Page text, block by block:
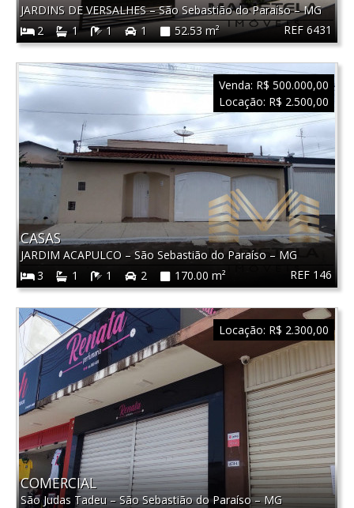
REF 6431
JARDINS DE VERSALHES–São Sebastião do Paraíso–MG
2
1 1 1 52.53 m²
REF 146
CASAS
JARDIM ACAPULCO – São Sebastião do Paraíso – MG
3
1 1 2 170.00 m²
Venda: R$ 500.000,00
Locação: R$ 2.500,00
COMERCIAL
São Judas Tadeu–São Sebastião do Paraíso–MG
Locação: R$ 2.300,00